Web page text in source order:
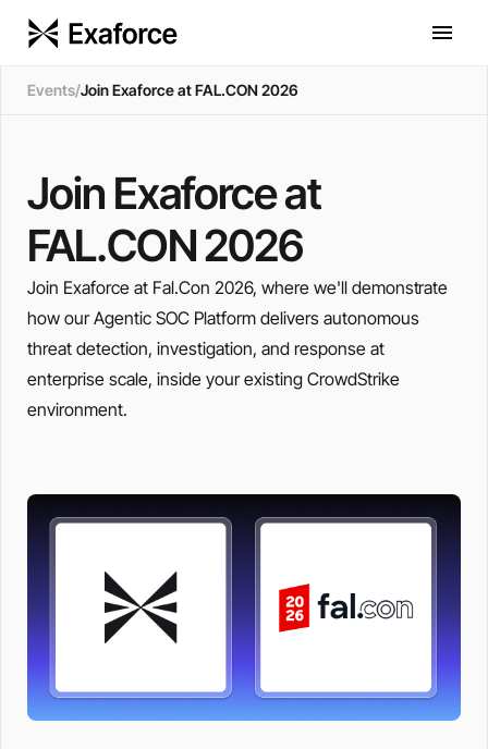
Events/Join Exaforce at FAL.CON 2026
Join Exaforce at
FAL.CON 2026
Join Exaforce at Fal.Con 2026, where we'll demonstrate
how our Agentic SOC Platform delivers autonomous
threat detection, investigation, and response at
enterprise scale, inside your existing CrowdStrike
environment.